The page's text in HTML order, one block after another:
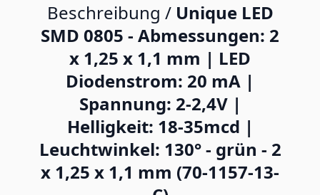
Beschreibung / Unique LED
SMD 0805 - Abmessungen: 2
x 1,25 x 1,1 mm | LED
Diodenstrom: 20 mA |
Spannung: 2-2,4V |
Helligkeit: 18-35mcd |
Leuchtwinkel: 130° - grün - 2
x 1,25 x 1,1 mm (70-1157-13-